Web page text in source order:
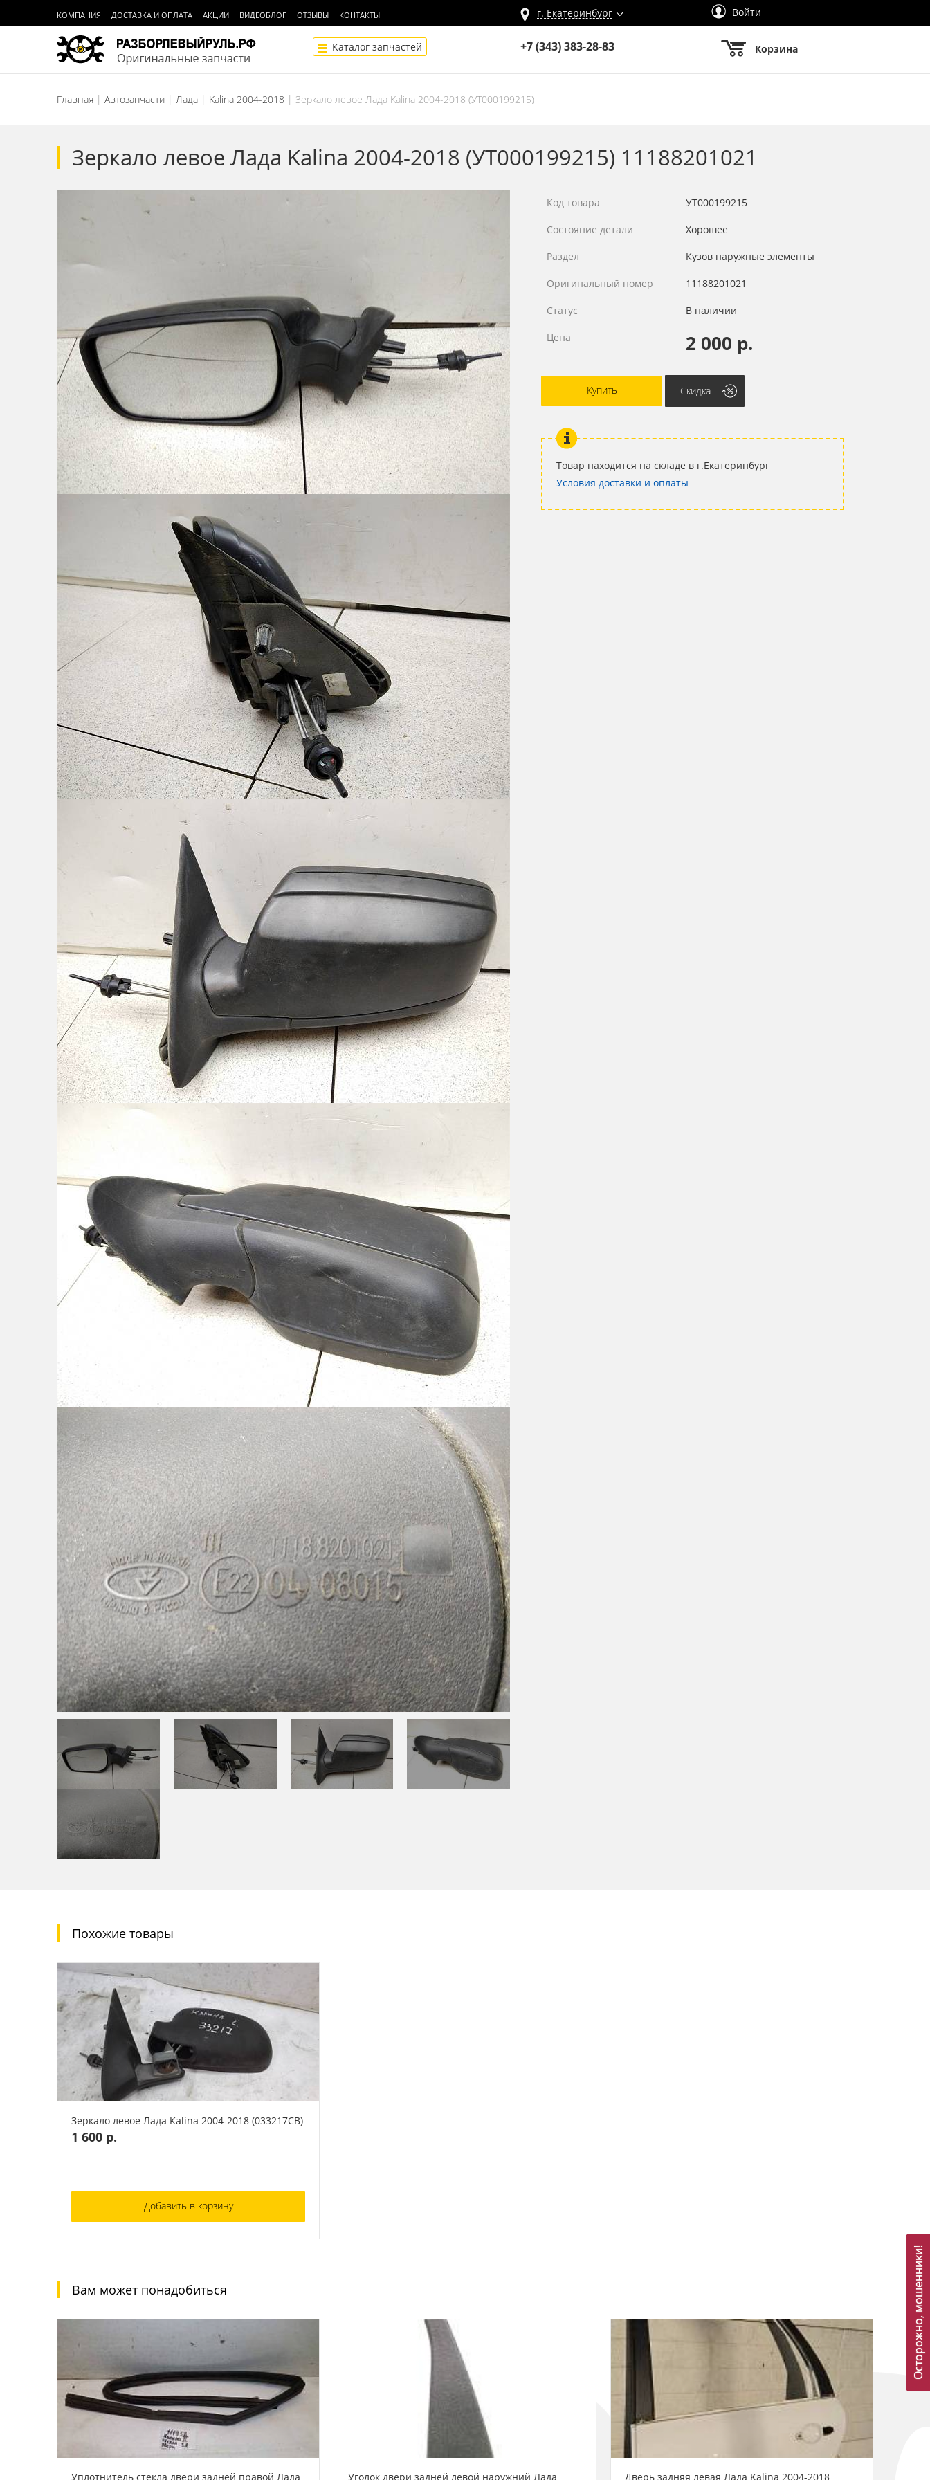
КОМПАНИЯ ДОСТАВКА И ОПЛАТА АКЦИИ ВИДЕОБЛОГ ОТЗЫВЫ КОНТАКТЫ г. Екатеринбург Войти
Каталог запчастей +7 (343) 383-28-83 Корзина
Главная Автозапчасти Лада Kalina 2004-2018 Зеркало левое Лада Kalina 2004-2018 (УТ000199215)
Зеркало левое Лада Kalina 2004-2018 (УТ000199215) 11188201021
Код товара УТ000199215
Состояние детали Хорошее
Раздел Кузов наружные элементы
Оригинальный номер 11188201021
Статус В наличии
Цена 2 000 р.
Купить Скидка
Товар находится на складе в г.Екатеринбург
Условия доставки и оплаты
Похожие товары
Зеркало левое Лада Kalina 2004-2018 (033217СВ)
1 600 р.
Добавить в корзину
Вам может понадобиться
Уплотнитель стекла двери задней правой Лада Уголок двери задней левой наружний Лада Дверь задняя левая Лада Kalina 2004-2018
Осторожно, мошенники!